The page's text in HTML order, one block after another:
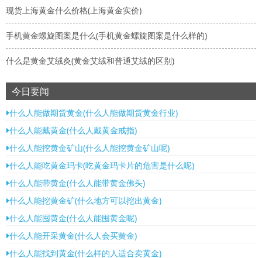
现货上海黄金什么价格(上海黄金实价)
手机黄金螺旋图案是什么(手机黄金螺旋图案是什么样的)
什么是黄金艾绒灸(黄金艾绒和普通艾绒的区别)
今日要闻
什么人能做期货黄金(什么人能做期货黄金行业)
什么人能戴黄金(什么人戴黄金戒指)
什么人能挖黄金矿山(什么人能挖黄金矿山呢)
什么人能吃黄金玛卡(吃黄金玛卡片的危害是什么呢)
什么人能带黄金(什么人能带黄金佛头)
什么人能挖黄金矿(什么地方可以挖出黄金)
什么人能囤黄金(什么人能囤黄金呢)
什么人能开采黄金(什么人会买黄金)
什么人能找到黄金(什么样的人适合卖黄金)